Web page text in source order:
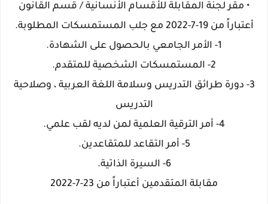
• مقر لجنة المقابلة للأقسام الأنسانية / قسم القانون
أعتباراً من 19-7-2022 مع جلب المستمسكات المطلوبة.
1- الأمر الجامعي بالحصول على الشهادة.
2- المستمسكات الشخصية للمتقدم.
3- دورة طرائق التدريس وسلامة اللغة العربية ، وصلاحية
التدريس
4- أمر الترقية العلمية لمن لديه لقب علمي.
5- أمر التقاعد للمتقاعدين.
6- السيرة الذاتية.
مقابلة المتقدمين أعتباراً من 23-7-2022